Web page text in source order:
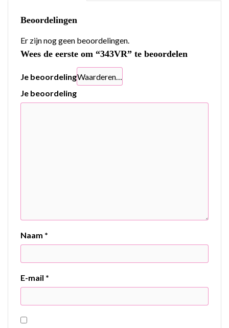
Beoordelingen
Er zijn nog geen beoordelingen.
Wees de eerste om “343VR” te beoordelen
Je beoordeling
Je beoordeling
Naam *
E-mail *